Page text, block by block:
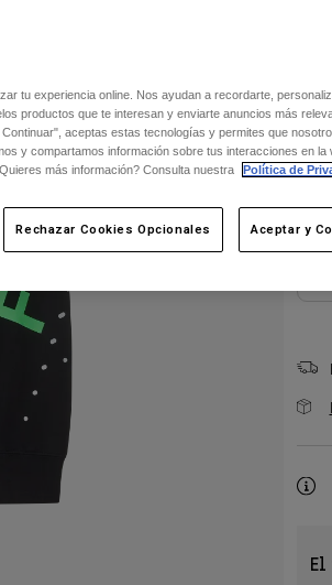
tu experiencia online. Nos ayudan a recordarte,
productos que te interesan y enviarte anuncios más
aceptas estas tecnologías y permites que
y compartamos información sobre tus interacciones en la
más información? Consulta nuestra
Política de
Rechazar Cookies Opcionales Aceptar y